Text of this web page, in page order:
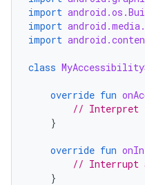
import
import
import
class
override fun
// Interpret
}
override fun
// Interrupt
}